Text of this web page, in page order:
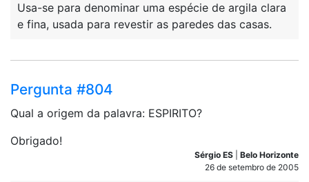
Usa-se para denominar uma espécie de argila clara
e fina, usada para revestir as paredes das casas.
Pergunta #804
Qual a origem da palavra: ESPIRITO?
Obrigado!
Sérgio ES
Belo Horizonte
26 de setembro de 2005